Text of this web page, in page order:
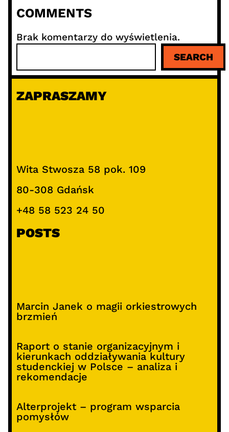
COMMENTS
Brak komentarzy do wyświetlenia.
u
a
SEARCH
ZAPRASZAMY
Wita Stwosza 58 pok. 109
80-308 Gdańsk
+48 58 523 24 50
POSTS
Marcin Janek o magii orkiestrowych
brzmień
Raport o stanie organizacyjnym i
kierunkach oddziaływania kultury
studenckiej w Polsce – analiza i
rekomendacje
Alterprojekt – program wsparcia
pomysłów